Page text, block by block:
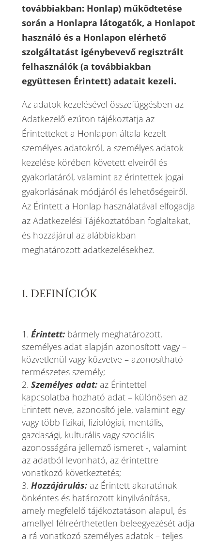
továbbiakban: Honlap) működtetése
során a Honlapra látogatók, a Honlapot
használó és a Honlapon elérhető
szolgáltatást igénybevevő regisztrált
felhasználók (a továbbiakban
együttesen Érintett) adatait kezeli.
Az adatok kezelésével összefüggésben az
Adatkezelő ezúton tájékoztatja az
Érintetteket a Honlapon általa kezelt
személyes adatokról, a személyes adatok
kezelése körében követett elveiről és
gyakorlatáról, valamint az érintettek jogai
gyakorlásának módjáról és lehetőségeiről.
Az Érintett a Honlap használatával elfogadja
az Adatkezelési Tájékoztatóban foglaltakat,
és hozzájárul az alábbiakban
meghatározott adatkezelésekhez.
1. DEFINÍCIÓK
Érintett:bármely meghatározott,
személyes adat alapján azonosított vagy –
közvetlenül vagy közvetve – azonosítható
természetes személy;
Személyes adat:az Érintettel
kapcsolatba hozható adat – különösen az
Érintett neve, azonosító jele, valamint egy
vagy több fizikai, fiziológiai, mentális,
gazdasági, kulturális vagy szociális
azonosságára jellemző ismeret -, valamint
az adatból levonható, az érintettre
vonatkozó következtetés;
Hozzájárulás: az Érintett akaratának
önkéntes és határozott kinyilvánítása,
amely megfelelő tájékoztatáson alapul, és
amellyel félreérthetetlen beleegyezését adja
a rá vonatkozó személyes adatok – teljes